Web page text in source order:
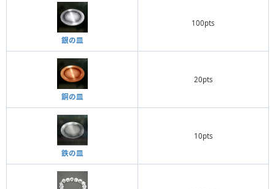
銀の皿
100pts
銅の皿
20pts
鉄の皿
10pts